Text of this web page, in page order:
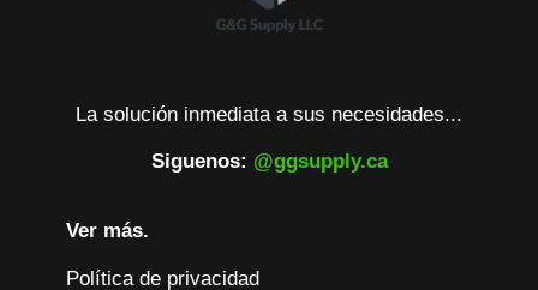
La solución inmediata a sus necesidades...
Siguenos: @ggsupply.ca
Ver más.
Política de privacidad